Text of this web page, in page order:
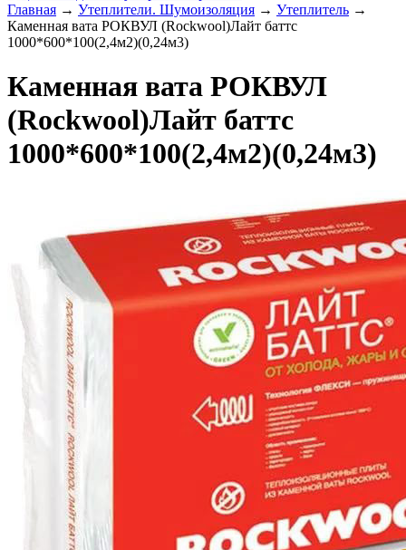
Главная → Утеплители. Шумоизоляция → Утеплитель →
Каменная вата РОКВУЛ (Rockwool)Лайт баттс
1000*600*100(2,4м2)(0,24м3)
Каменная вата РОКВУЛ
(Rockwool)Лайт баттс
1000*600*100(2,4м2)(0,24м3)